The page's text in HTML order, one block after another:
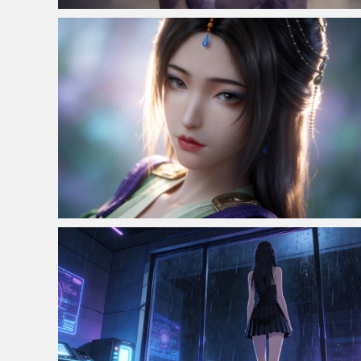
仙侠凌仙 紫色长卷发美女 古风古典 4K壁纸
凡人修仙传柳玉4K电脑壁纸 3840x2160